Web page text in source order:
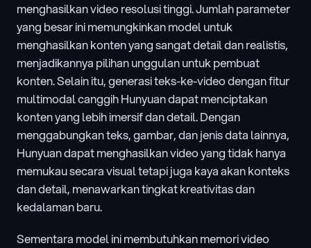
menghasilkan video resolusi tinggi. Jumlah parameter
yang besar ini memungkinkan model untuk
menghasilkan konten yang sangat detail dan realistis,
menjadikannya pilihan unggulan untuk pembuat
konten. Selain itu, generasi teks-ke-video dengan fitur
multimodal canggih Hunyuan dapat menciptakan
konten yang lebih imersif dan detail. Dengan
menggabungkan teks, gambar, dan jenis data lainnya,
Hunyuan dapat menghasilkan video yang tidak hanya
memukau secara visual tetapi juga kaya akan konteks
dan detail, menawarkan tingkat kreativitas dan
kedalaman baru.
Sementara model ini membutuhkan memori video